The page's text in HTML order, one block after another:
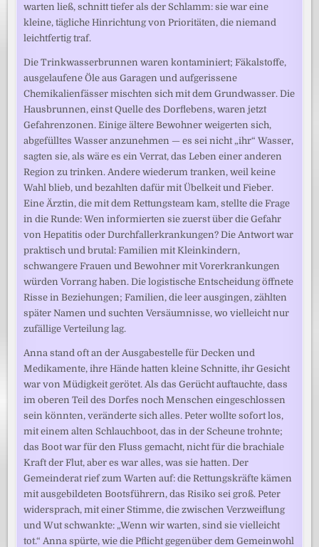
warten ließ, schnitt tiefer als der Schlamm: sie war eine
kleine, tägliche Hinrichtung von Prioritäten, die niemand
leichtfertig traf.
Die Trinkwasserbrunnen waren kontaminiert; Fäkalstoffe,
ausgelaufene Öle aus Garagen und aufgerissene
Chemikalienfässer mischten sich mit dem Grundwasser. Die
Hausbrunnen, einst Quelle des Dorflebens, waren jetzt
Gefahrenzonen. Einige ältere Bewohner weigerten sich,
abgefülltes Wasser anzunehmen — es sei nicht „ihr“ Wasser,
sagten sie, als wäre es ein Verrat, das Leben einer anderen
Region zu trinken. Andere wiederum tranken, weil keine
Wahl blieb, und bezahlten dafür mit Übelkeit und Fieber.
Eine Ärztin, die mit dem Rettungsteam kam, stellte die Frage
in die Runde: Wen informierten sie zuerst über die Gefahr
von Hepatitis oder Durchfallerkrankungen? Die Antwort war
praktisch und brutal: Familien mit Kleinkindern,
schwangere Frauen und Bewohner mit Vorerkrankungen
würden Vorrang haben. Die logistische Entscheidung öffnete
Risse in Beziehungen; Familien, die leer ausgingen, zählten
später Namen und suchten Versäumnisse, wo vielleicht nur
zufällige Verteilung lag.
Anna stand oft an der Ausgabestelle für Decken und
Medikamente, ihre Hände hatten kleine Schnitte, ihr Gesicht
war von Müdigkeit gerötet. Als das Gerücht auftauchte, dass
im oberen Teil des Dorfes noch Menschen eingeschlossen
sein könnten, veränderte sich alles. Peter wollte sofort los,
mit einem alten Schlauchboot, das in der Scheune trohnte;
das Boot war für den Fluss gemacht, nicht für die brachiale
Kraft der Flut, aber es war alles, was sie hatten. Der
Gemeinderat rief zum Warten auf: die Rettungskräfte kämen
mit ausgebildeten Bootsführern, das Risiko sei groß. Peter
widersprach, mit einer Stimme, die zwischen Verzweiflung
und Wut schwankte: „Wenn wir warten, sind sie vielleicht
tot.“ Anna spürte, wie die Pflicht gegenüber dem Gemeinwohl